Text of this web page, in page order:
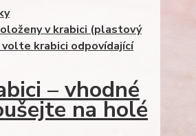
v krabici (plastový
krabici odpovídající
– vhodné
na holé